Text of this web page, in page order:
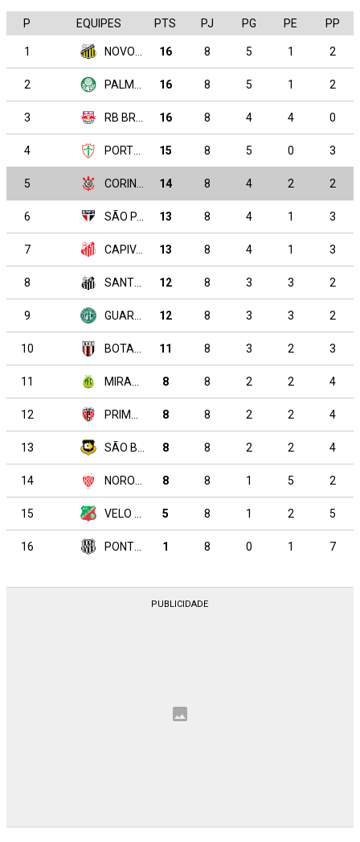
P EQUIPES PTS PJ PG PE PP
1 NOVORIZONTINO 16 8 5 1 2
2 PALMEIRAS 16 8 5 1 2
3 RB BRAGANTINO 16 8 4 4 0
4 PORTUGUESA 15 8 5 0 3
5 CORINTHIANS 14 8 4 2 2
6 SÃO PAULO 13 8 4 1 3
7 CAPIVARIANO 13 8 4 1 3
8 SANTOS 12 8 3 3 2
9 GUARANI SP 12 8 3 3 2
10 BOTAFOGO SP 11 8 3 2 3
11 MIRASSOL 8 8 2 2 4
12 PRIMAVERA SP 8 8 2 2 4
13 SÃO BERNARDO 8 8 2 2 4
14 NOROESTE 8 8 1 5 2
15 VELO CLUBE 5 8 1 2 5
16 PONTE PRETA 1 8 0 1 7